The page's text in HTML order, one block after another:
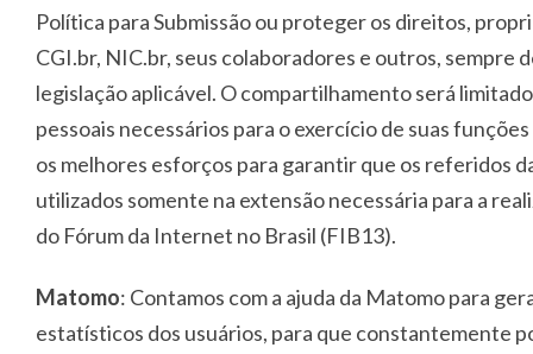
Política para Submissão ou proteger os direitos,
CGI.br, NIC.br, seus colaboradores e outros, sempre
legislação aplicável. O compartilhamento será
pessoais necessários para o exercício de suas
os melhores esforços para garantir que os referidos
utilizados somente na extensão necessária para a
do Fórum da Internet no Brasil (FIB13).
Matomo: Contamos com a ajuda da Matomo para
estatísticos dos usuários, para que constantemente